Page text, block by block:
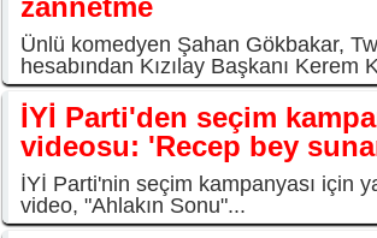
zannetme
Ünlü komedyen Şahan Gökbakar,
hesabından Kızılay Başkanı Kerem
İYİ Parti'den seçim
videosu: 'Recep bey
İYİ Parti'nin seçim kampanyası için
video, "Ahlakın Sonu"...